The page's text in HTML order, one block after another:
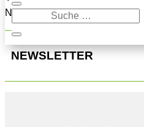
Navigation oben, um den
NEWSLETTER